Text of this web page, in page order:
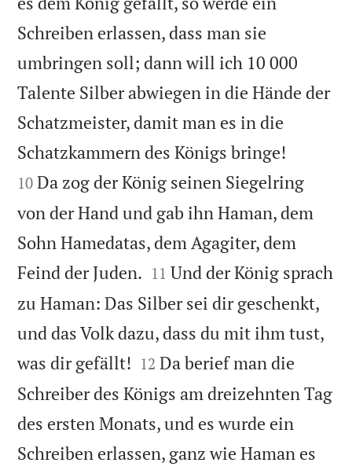
Schreiben erlassen, dass man sie
umbringen soll; dann will ich 10 000
Talente Silber abwiegen in die Hände der
Schatzmeister, damit man es in die
Schatzkammern des Königs bringe!
10 Da zog der König seinen Siegelring
von der Hand und gab ihn Haman, dem
Sohn Hamedatas, dem Agagiter, dem
Feind der Juden. 

11 Und der König sprach
zu Haman: Das Silber sei dir geschenkt,
und das Volk dazu, dass du mit ihm tust,
was dir gefällt! 

12 Da berief man die
Schreiber des Königs am dreizehnten Tag
des ersten Monats, und es wurde ein
Schreiben erlassen, ganz wie Haman es